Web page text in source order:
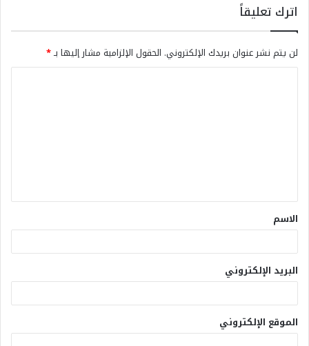
اترك تعليقاً
لن يتم نشر عنوان بريدك الإلكتروني. الحقول الإلزامية مشار إليها بـ*
الاسم
البريد الإلكتروني
الموقع الإلكتروني